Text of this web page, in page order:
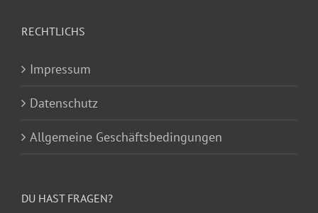
RECHTLICHS
Impressum
Datenschutz
Allgemeine Geschäftsbedingungen
DU HAST FRAGEN?